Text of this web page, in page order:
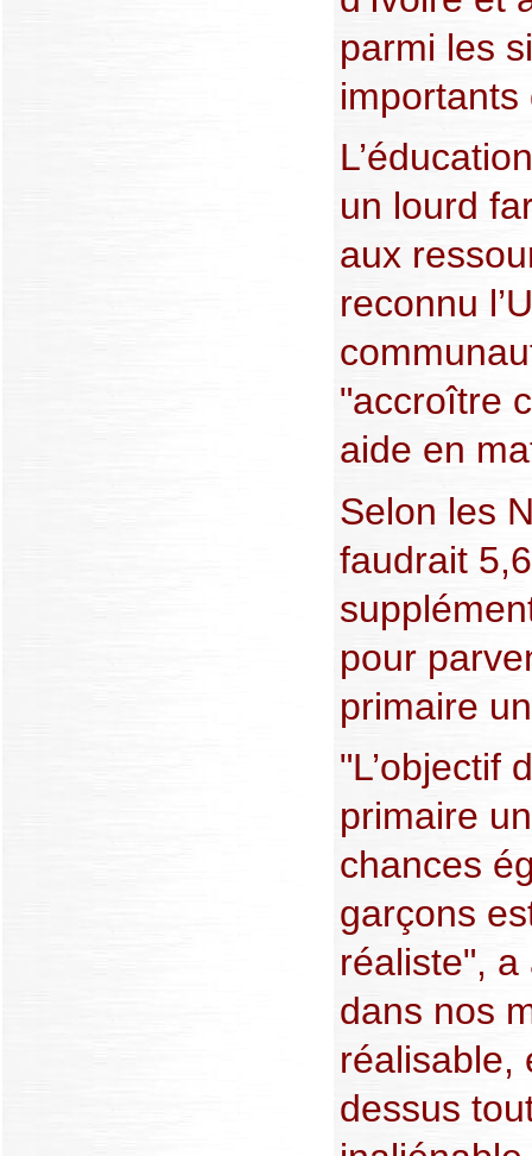
parmi les
un lourd
aux
reconnu
"accroître
aide en
Selon les
faudrait
pour
primaire
"L’objectif
primaire
chances
garçons
réaliste", a
dans nos
réalisable,
dessus